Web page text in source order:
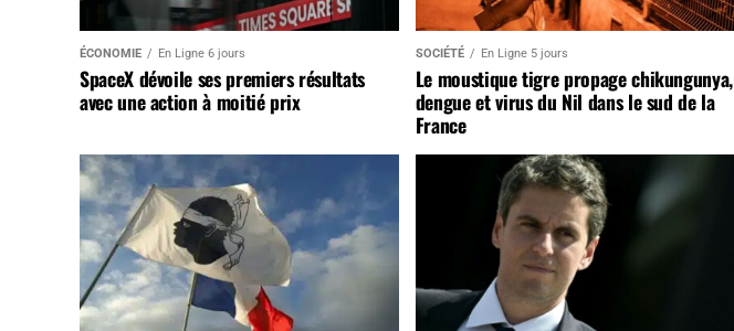
ÉCONOMIE En Ligne 6 jours
SpaceX dévoile ses premiers résultats
avec une action à moitié prix
SOCIÉTÉ En Ligne 5 jours
Le moustique tigre propage chikungunya,
dengue et virus du Nil dans le sud de la
France